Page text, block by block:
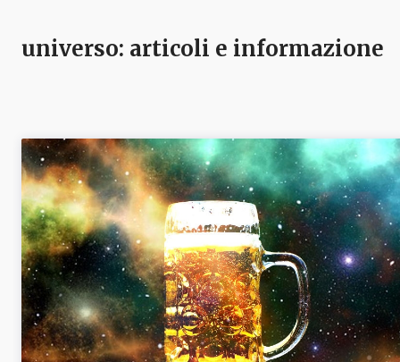
universo: articoli e informazione